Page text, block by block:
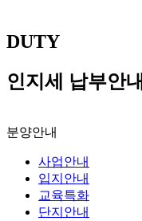
DUTY
인지세 납부안내
분양안내
사업안내
입지안내
교육특화
단지안내